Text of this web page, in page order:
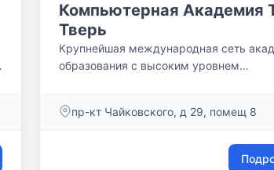
Компьютерная Академия
Тверь
Крупнейшая международная сеть
образования с высоким уровнем
пр-кт Чайковского, д 29, помещ 8